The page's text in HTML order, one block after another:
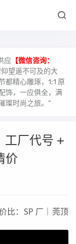
应 【微信咨询：
望遥不可及的大
都精心雕琢，1:1 原
饰，一应俱全，满
璨时尚之旅。”
工厂代号 +
价
比：SP 厂｜莞顶